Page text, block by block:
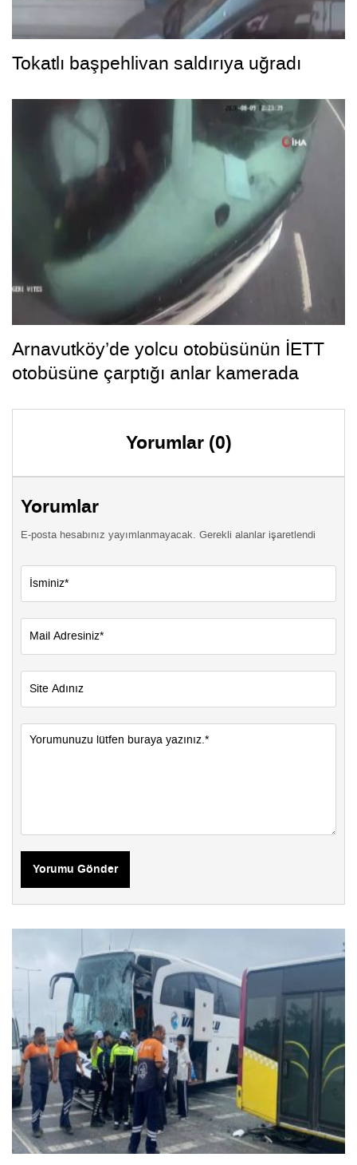
Tokatlı başpehlivan saldırıya uğradı
Arnavutköy’de yolcu otobüsünün İETT
otobüsüne çarptığı anlar kamerada
Yorumlar (0)
Yorumlar
E-posta hesabınız yayımlanmayacak. Gerekli alanlar işaretlendi
Yorumu Gönder